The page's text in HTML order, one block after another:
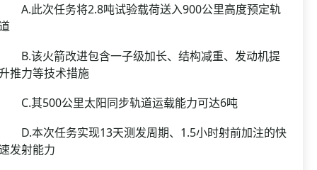
此次任务将2.8吨试验载荷送入900公里高度预定轨
该火箭改进包含一子级加长、结构减重、发动机提
推力等技术措施
其500公里太阳同步轨道运载能力可达6吨
本次任务实现13天测发周期、1.5小时射前加注的快
发射能力